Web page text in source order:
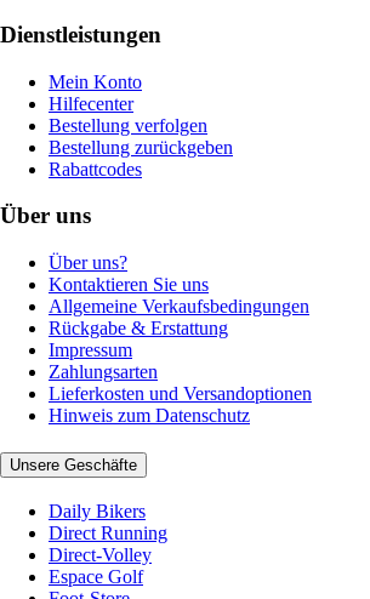
Dienstleistungen
Mein Konto
Hilfecenter
Bestellung verfolgen
Bestellung zurückgeben
Rabattcodes
Über uns
Über uns?
Kontaktieren Sie uns
Allgemeine Verkaufsbedingungen
Rückgabe & Erstattung
Impressum
Zahlungsarten
Lieferkosten und Versandoptionen
Hinweis zum Datenschutz
Unsere Geschäfte
Daily Bikers
Direct Running
Direct-Volley
Espace Golf